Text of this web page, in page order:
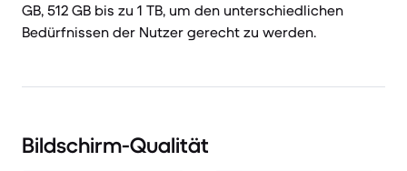
GB, 512 GB bis zu 1 TB, um den unterschiedlichen
Bedürfnissen der Nutzer gerecht zu werden.
Bildschirm-Qualität